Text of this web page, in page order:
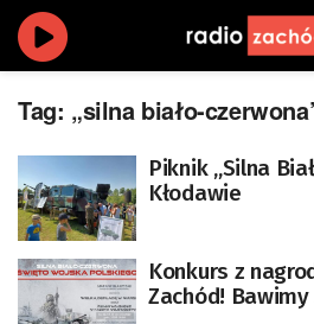
Tag: „silna biało-
Piknik „Silna
Kłodawie
Konkurs z
Zachód!